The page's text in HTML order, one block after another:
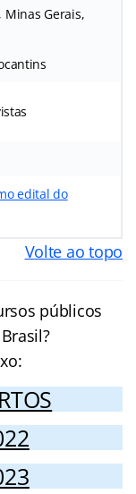
Minas Gerais,
edital do
Volte ao topo
públicos